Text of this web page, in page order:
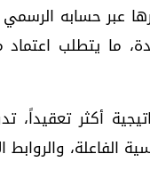
عبر حسابه
ما يتطلب
أكثر تعقيداً،
الفاعلة، والروابط